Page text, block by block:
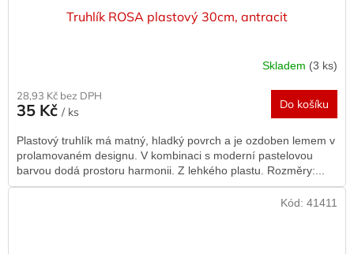
Truhlík ROSA plastový 30cm, antracit
Skladem (3 ks)
28,93 Kč bez DPH
35 Kč / ks
Do košíku
Plastový truhlík má matný, hladký povrch a je ozdoben lemem v
prolamovaném designu. V kombinaci s moderní pastelovou
barvou dodá prostoru harmonii. Z lehkého plastu. Rozměry:...
Kód: 41411